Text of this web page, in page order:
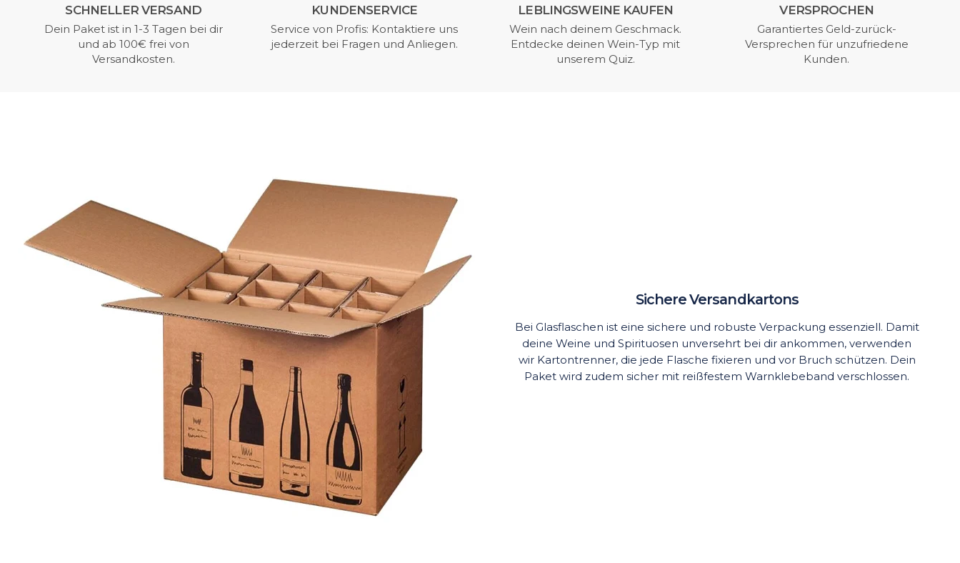
SCHNELLER VERSAND
Dein Paket ist in 1-3 Tagen bei dir
und ab 100€ frei von
Versandkosten.
KUNDENSERVICE
Service von Profis: Kontaktiere uns
jederzeit bei Fragen und Anliegen.
LEBLINGSWEINE KAUFEN
Wein nach deinem Geschmack.
Entdecke deinen Wein-Typ mit
unserem Quiz.
VERSPROCHEN
Garantiertes Geld-zurück-
Versprechen für unzufriedene
Kunden.
Sichere Versandkartons
Bei Glasflaschen ist eine sichere und robuste Verpackung essenziell. Damit
deine Weine und Spirituosen unversehrt bei dir ankommen, verwenden
wir Kartontrenner, die jede Flasche fixieren und vor Bruch schützen. Dein
Paket wird zudem sicher mit reißfestem Warnklebeband verschlossen.